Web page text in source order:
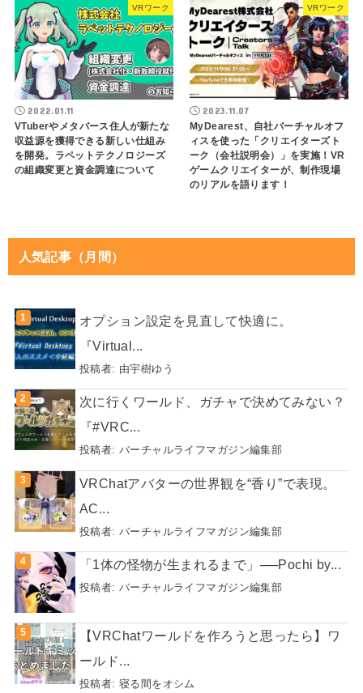
VRワーク
2022.01.11
VTuberやメタバース住人が新たな
収益源を獲得できる新しい仕組み
を開発。ラペットテクノロジーズ
の組織変更と資金調達について
VRワーク
2023.11.07
MyDearest、自社バーチャルオフ
ィスを使った「クリエイターズト
ーク（会社説明会）」を実施！VR
ゲームクリエイターが、制作現場
のリアルを語ります！
人気記事（月間）
オプション設定を見直して快適に。
『Virtual...
投稿者: 由宇樹ゆう
次に行くワールド、ガチャで決めてみない？
『#VRC...
投稿者: バーチャルライフマガジン編集部
VRChatアバターの世界観を“香り”で表現。
AC...
投稿者: バーチャルライフマガジン編集部
「1体の怪物が生まれるまで」──Pochi by...
投稿者: バーチャルライフマガジン編集部
【VRChatワールドを作ろうと思ったら】ワ
ールド...
投稿者: 寝る間をオシム